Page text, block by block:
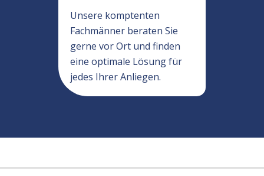
Unsere komptenten
Fachmänner beraten Sie
gerne vor Ort und finden
eine optimale Lösung für
jedes Ihrer Anliegen.